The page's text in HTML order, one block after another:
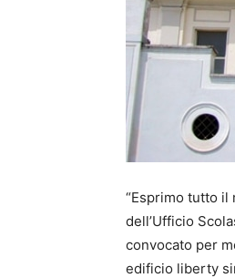
“Esprimo tutto il
dell’Ufficio
convocato per
edificio liberty